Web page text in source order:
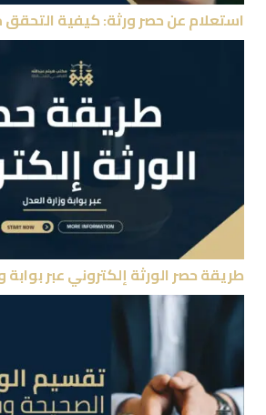
استعلام عن حصر ورثة: كيفية التحقق
طريقة حصر الورثة إلكتروني عبر بوابة